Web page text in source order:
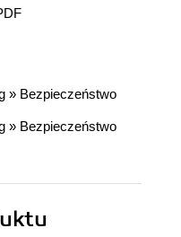
» Bezpieczeństwo
» Bezpieczeństwo